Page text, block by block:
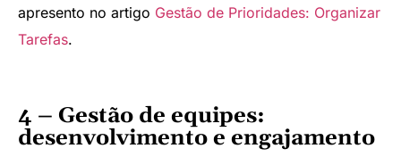
apresento no artigo Gestão de Prioridades: Organizar
Tarefas.
4 – Gestão de equipes:
desenvolvimento e engajamento